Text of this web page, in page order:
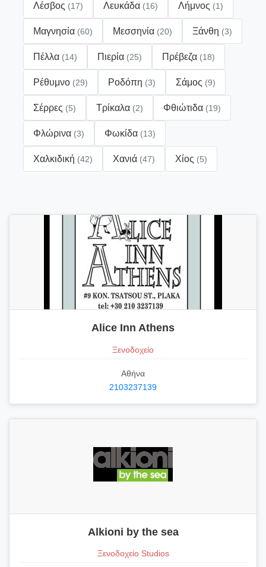
Λέσβος (17) Λευκάδα (16) Λήμνος (1)
Μαγνησία (60) Μεσσηνία (20) Ξάνθη (3)
Πέλλα (14) Πιερία (25) Πρέβεζα (18)
Ρέθυμνο (29) Ροδόπη (3) Σάμος (9)
Σέρρες (5) Τρίκαλα (2) Φθιώτιδα (19)
Φλώρινα (3) Φωκίδα (13)
Χαλκιδική (42) Χανιά (47) Χίος (5)
Alice Inn Athens
Ξενοδοχείο
Αθήνα
2103237139
Alkioni by the sea
Ξενοδοχείο Studios